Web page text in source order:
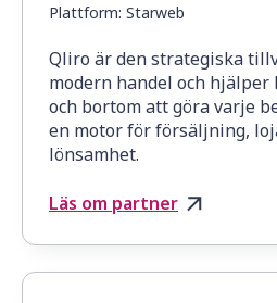
Plattform: Starweb
Qliro är den strategiska
modern handel och hjälper
och bortom att göra varje
en motor för försäljning,
lönsamhet.
Läs om partner